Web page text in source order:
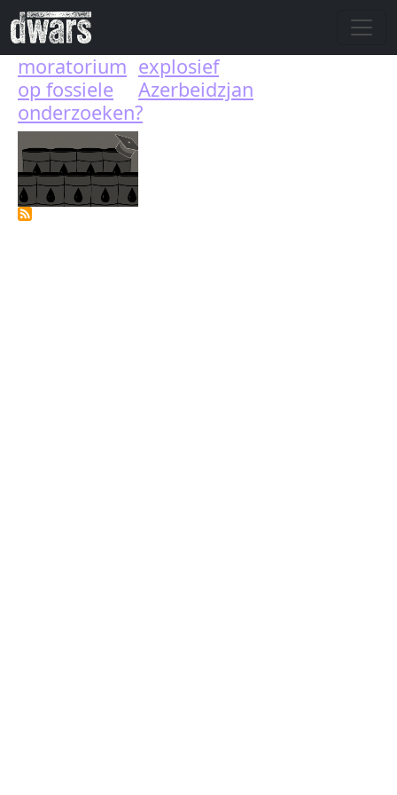
Skip to main content
moratorium
op fossiele
onderzoeken?
explosief
Azerbeidzjan